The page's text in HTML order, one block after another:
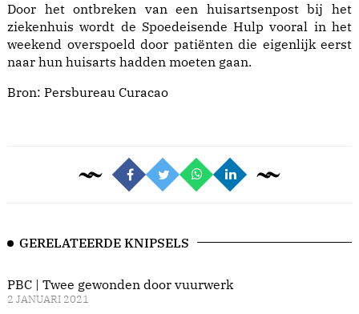
Door het ontbreken van een huisartsenpost bij het
ziekenhuis wordt de Spoedeisende Hulp vooral in het
weekend overspoeld door patiënten die eigenlijk eerst
naar hun huisarts hadden moeten gaan.
Bron: Persbureau Curacao
GERELATEERDE KNIPSELS
PBC | Twee gewonden door vuurwerk
2 JANUARI 2021